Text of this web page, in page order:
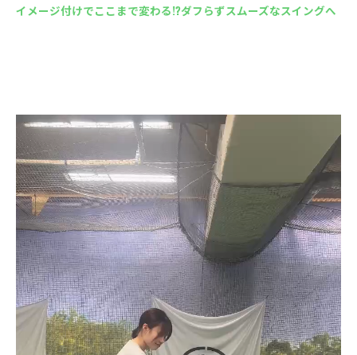
イメージ付けでここまで変わる!?ダフらずスムーズなスイングへ